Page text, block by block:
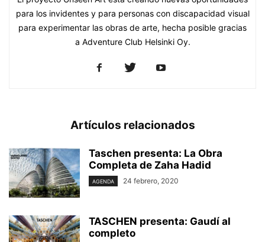
para los invidentes y para personas con discapacidad visual
para experimentar las obras de arte, hecha posible gracias
a Adventure Club Helsinki Oy.
Artículos relacionados
Taschen presenta: La Obra
Completa de Zaha Hadid
AGENDA 24 febrero, 2020
TASCHEN presenta: Gaudí al
completo